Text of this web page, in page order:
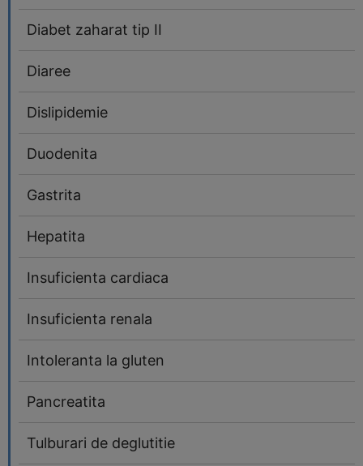
Diabet zaharat tip II
Diaree
Dislipidemie
Duodenita
Gastrita
Hepatita
Insuficienta cardiaca
Insuficienta renala
Intoleranta la gluten
Pancreatita
Tulburari de deglutitie